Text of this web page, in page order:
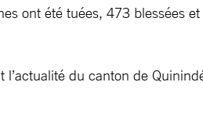
ont été tuées, 473 blessées
du canton de